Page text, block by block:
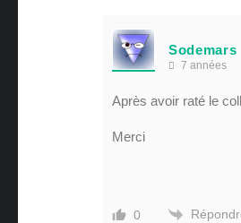
Sodemars
7 années
Après avoir raté le
Merci
0